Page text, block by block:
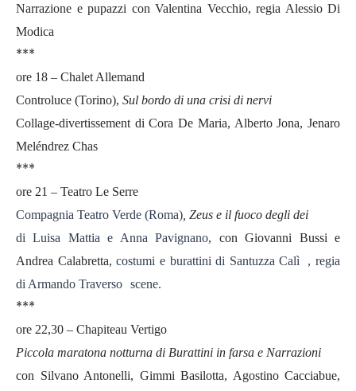
Narrazione e pupazzi con Valentina Vecchio, regia Alessio Di
Modica
***
ore 18 – Chalet Allemand
Controluce (Torino), Sul bordo di una crisi di nervi
Collage-divertissement di Cora De Maria, Alberto Jona, Jenaro
Meléndrez Chas
***
ore 21 – Teatro Le Serre
Compagnia Teatro Verde (Roma) , Zeus e il fuoco degli dei
di Luisa Mattia e Anna Pavignano, con Giovanni Bussi e
Andrea Calabretta,costumi e burattini di Santuzza Calì , regia
di Armando Traverso scene.
***
ore 22,30 – Chapiteau Vertigo
Piccola maratona notturna di Burattini in farsa e Narrazioni
con Silvano Antonelli, Gimmi Basilotta, Agostino Cacciabue,